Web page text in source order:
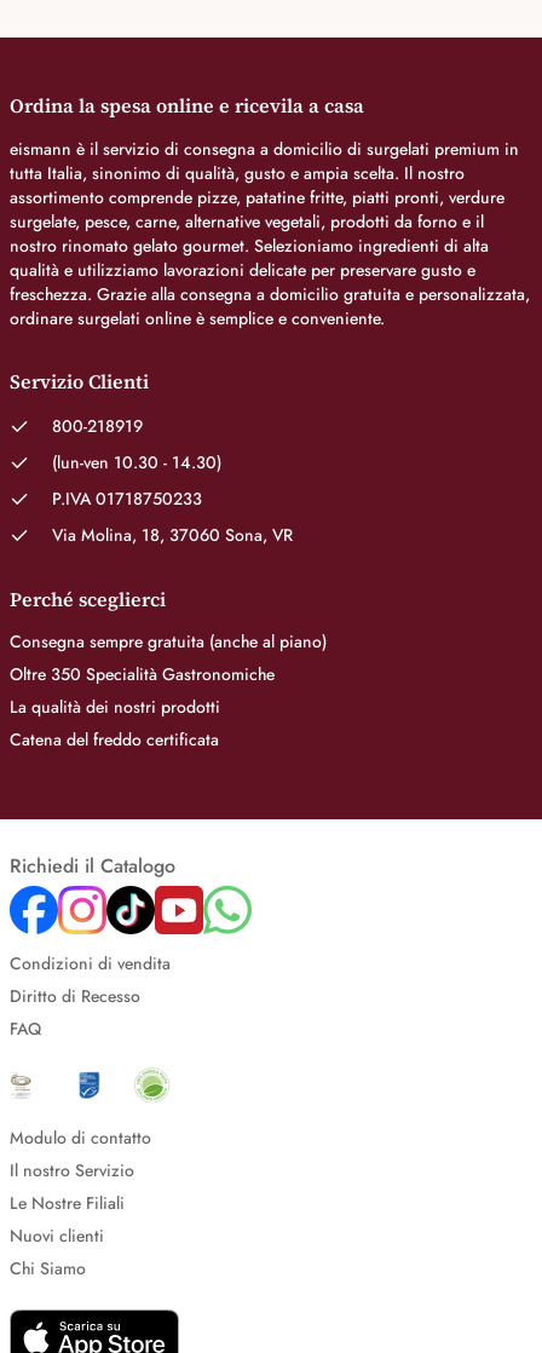
Ordina la spesa online e ricevila a casa
eismann è il servizio di consegna a domicilio di surgelati premium in
tutta Italia, sinonimo di qualità, gusto e ampia scelta. Il nostro
assortimento comprende pizze, patatine fritte, piatti pronti, verdure
surgelate, pesce, carne, alternative vegetali, prodotti da forno e il
nostro rinomato gelato gourmet. Selezioniamo ingredienti di alta
qualità e utilizziamo lavorazioni delicate per preservare gusto e
freschezza. Grazie alla consegna a domicilio gratuita e personalizzata,
ordinare surgelati online è semplice e conveniente.
Servizio Clienti
800-218919
(lun-ven 10.30 - 14.30)
P.IVA 01718750233
Via Molina, 18, 37060 Sona, VR
Perché sceglierci
Consegna sempre gratuita (anche al piano)
Oltre 350 Specialità Gastronomiche
La qualità dei nostri prodotti
Catena del freddo certificata
Richiedi il Catalogo
Condizioni di vendita
Diritto di Recesso
FAQ
Modulo di contatto
Il nostro Servizio
Le Nostre Filiali
Nuovi clienti
Chi Siamo